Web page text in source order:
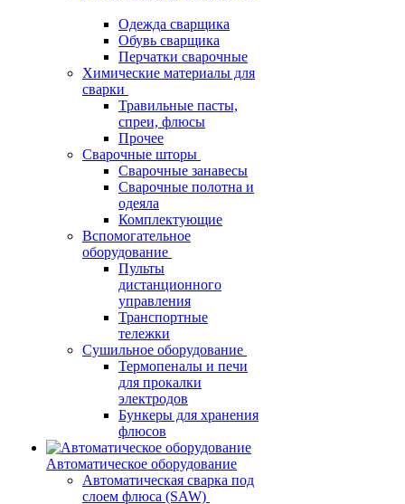
Одежда сварщика
Обувь сварщика
Перчатки сварочные
Химические материалы для
сварки
Травильные пасты,
спреи, флюсы
Прочее
Сварочные шторы
Сварочные занавесы
Сварочные полотна и
одеяла
Комплектующие
Вспомогательное
оборудование
Пульты
дистанционного
управления
Транспортные
тележки
Сушильное оборудование
Термопеналы и печи
для прокалки
электродов
Бункеры для хранения
флюсов
Автоматическое оборудование
Автоматическая сварка под
слоем флюса (SAW)